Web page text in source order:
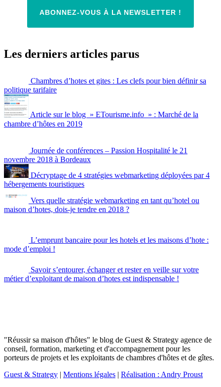
ABONNEZ-VOUS À LA NEWSLETTER !
Les derniers articles parus
Chambres d’hotes et gites : Les clefs pour bien définir sa
politique tarifaire
Article sur le blog » ETourisme.info » : Marché de la
chambre d’hôtes en 2019
Journée de conférences – Passion Hospitalité le 21
novembre 2018 à Bordeaux
Décryptage de 4 stratégies webmarketing déployées par 4
hébergements touristiques
Vers quelle stratégie webmarketing en tant qu’hotel ou
maison d’hotes, dois-je tendre en 2018 ?
L’emprunt bancaire pour les hotels et les maisons d’hote :
mode d’emploi !
Savoir s’entourer, échanger et rester en veille sur votre
métier d’exploitant de maison d’hotes est indispensable !
"Réussir sa maison d'hôtes" le blog de Guest & Strategy agence de
conseil, formation, marketing et d'accompagnement pour les
porteurs de projets et les exploitants de chambres d'hôtes et de gîtes.
Guest & Strategy | Mentions légales | Réalisation : Andry Proust